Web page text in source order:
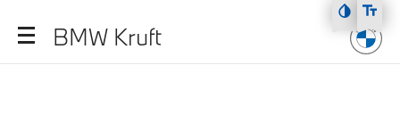
Zum Hauptmenü
Zum Inhalt
Zur Fußzeile
BMW Kruft